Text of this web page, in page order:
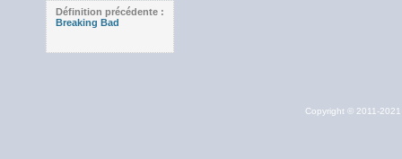
Définition précédente :
Breaking Bad
Copyright © 2011-